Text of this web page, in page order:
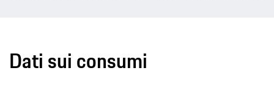
Dati sui consumi